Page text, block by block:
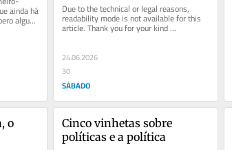
ainda há
alguns
Due to the technical or legal reasons,
readability mode is not available for this
article. Thank you for your kind
understanding.
24.06.2026
30
SÁBADO
o
Cinco vinhetas sobre
políticas e a política